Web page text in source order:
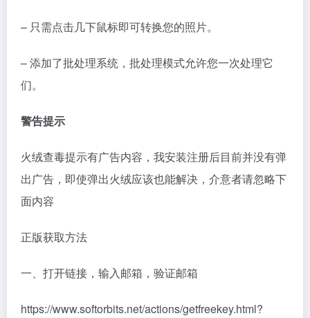
– 只需点击几下鼠标即可转换您的照片。
– 添加了批处理系统，批处理模式允许您一次处理它
们。
警告提示
火绒查毒提示有广告内容，我安装注册后目前并没有弹
出广告，即使弹出火绒应该也能解决，介意者请忽略下
面内容
正版获取方法
一、打开链接，输入邮箱，验证邮箱
https://www.softorbits.net/actions/getfreekey.html?